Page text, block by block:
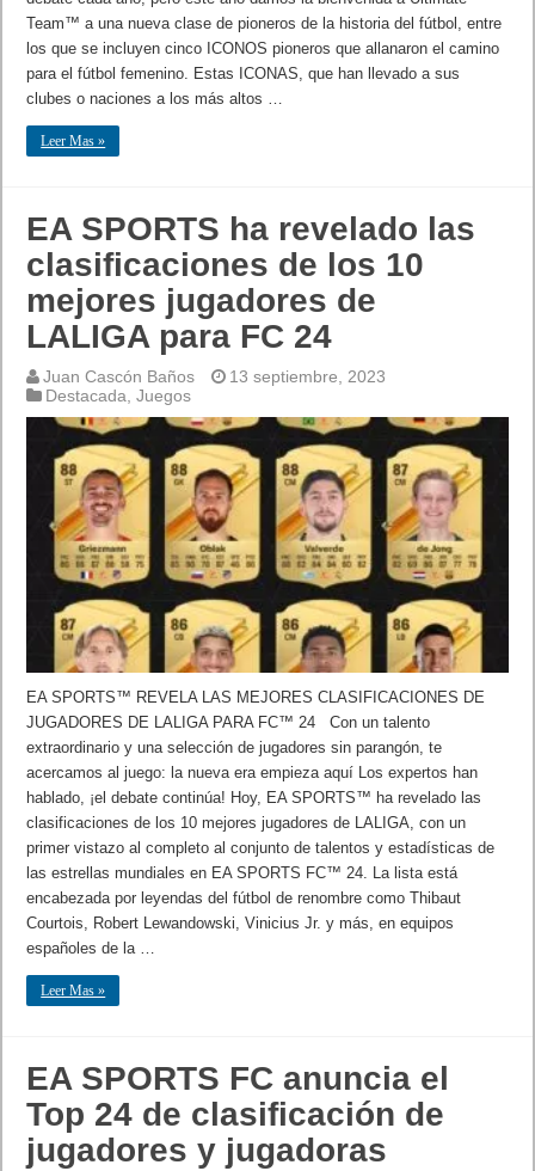
Team™ a una nueva clase de pioneros de la historia del fútbol, entre
los que se incluyen cinco ICONOS pioneros que allanaron el camino
para el fútbol femenino. Estas ICONAS, que han llevado a sus
clubes o naciones a los más altos …
Leer Mas »
EA SPORTS ha revelado las
clasificaciones de los 10
mejores jugadores de
LALIGA para FC 24
Juan Cascón Baños
13 septiembre, 2023
Destacada ,Juegos
EA SPORTS™ REVELA LAS MEJORES CLASIFICACIONES DE
JUGADORES DE LALIGA PARA FC™ 24 Con un talento
extraordinario y una selección de jugadores sin parangón, te
acercamos al juego: la nueva era empieza aquí Los expertos han
hablado, ¡el debate continúa! Hoy, EA SPORTS™ ha revelado las
clasificaciones de los 10 mejores jugadores de LALIGA, con un
primer vistazo al completo al conjunto de talentos y estadísticas de
las estrellas mundiales en EA SPORTS FC™ 24. La lista está
encabezada por leyendas del fútbol de renombre como Thibaut
Courtois, Robert Lewandowski, Vinicius Jr. y más, en equipos
españoles de la …
Leer Mas »
EA SPORTS FC anuncia el
Top 24 de clasificación de
jugadores y jugadoras